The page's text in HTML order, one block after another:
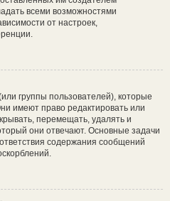
всеми возможностями
от настроек,
группы пользователей), которые
имеют право редактировать или
перемещать, удалять и
они отвечают. Основные задачи
содержания сообщений